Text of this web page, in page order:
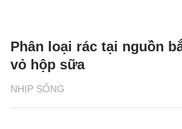
NHỊP SỐNG
Phân loại rác tại nguồn
vỏ hộp sữa